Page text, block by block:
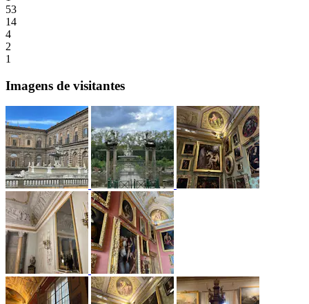
53
14
4
2
1
Imagens de visitantes